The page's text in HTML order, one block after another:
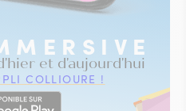
et d'aujourd'hui
COLLIOURE !